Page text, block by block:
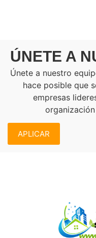
ÚNETE A
Únete a nuestro
hace posible que
empresas
APLICAR